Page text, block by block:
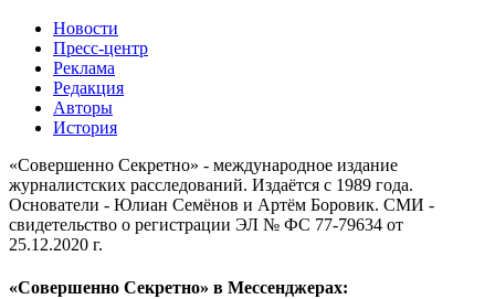
Новости
Пресс-центр
Реклама
Редакция
Авторы
История
«Совершенно Секретно» - международное издание
журналистских расследований. Издаётся с 1989 года.
Основатели - Юлиан Семёнов и Артём Боровик. CМИ -
свидетельство о регистрации ЭЛ № ФС 77-79634 от
25.12.2020 г.
«Совершенно Секретно» в Мессенджерах: